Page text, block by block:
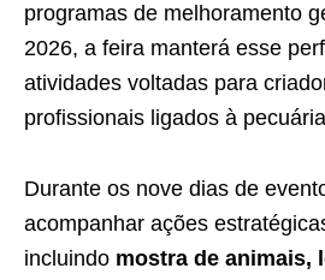
programas de melhoramento
2026, a feira manterá esse
atividades voltadas para
profissionais ligados à
Durante os nove dias de
acompanhar ações
incluindo mostra de animais,